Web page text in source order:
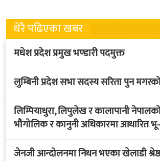
धेरै पढिएका खबर
मधेश प्रदेश प्रमुख भण्डारी पदमुक्त
लुम्बिनी प्रदेश सभा सदस्य सरिता पुन
लिम्पियाधुरा, लिपुलेख र कालापानी
भौगोलिक र कानुनी अधिकारमा आधारित
जेनजी आन्दोलनमा निधन भएका खेलाडी